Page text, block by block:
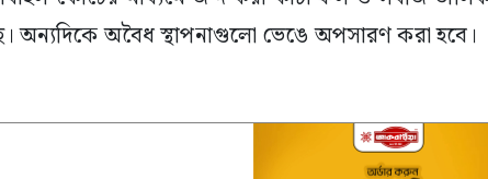
অন্যদিকে অবৈধ স্থাপনাগুলো ভেঙে অপসারণ করা হবে।